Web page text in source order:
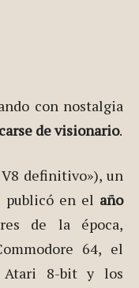
con nostalgia
de visionario.
definitivo»), un
en el año
de la época,
64, el
Atari 8-bit y los